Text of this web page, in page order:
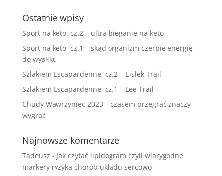
Ostatnie wpisy
Sport na keto, cz.2 – ultra bieganie na keto
Sport na keto, cz.1 – skąd organizm czerpie energię
do wysiłku
Szlakiem Escapardenne, cz.2 – Eislek Trail
Szlakiem Escapardenne, cz.1 – Lee Trail
Chudy Wawrzyniec 2023 – czasem przegrać znaczy
wygrać
Najnowsze komentarze
Tadeusz - Jak czytać lipidogram czyli wiarygodne
markery ryzyka chorób układu sercowo-